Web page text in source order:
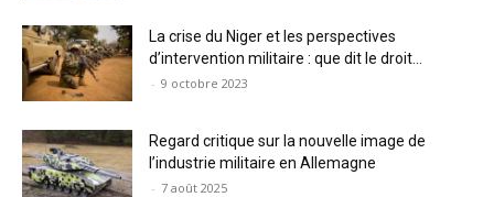
La crise du Niger et les perspectives
d’intervention militaire : que dit le droit...
- 9 octobre 2023
Regard critique sur la nouvelle image de
l’industrie militaire en Allemagne
- 7 août 2025